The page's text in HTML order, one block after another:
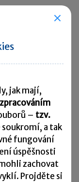
Načítám
hodnoty
Více ▼
jak mají,
– tzv.
soukromí, a tak
fungování
úspěšnosti
zachovat
Projděte si